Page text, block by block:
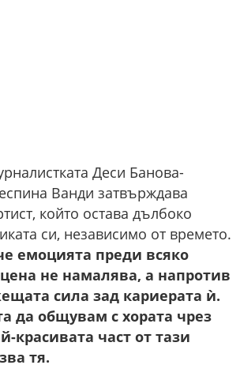
Деси Банова-
Ванди затвърждава
който остава дълбоко
си, независимо от времето.
емоцията преди всяко
не намалява, а напротив
сила зад кариерата ѝ.
да общувам с хората чрез
красивата част от тази
тя.